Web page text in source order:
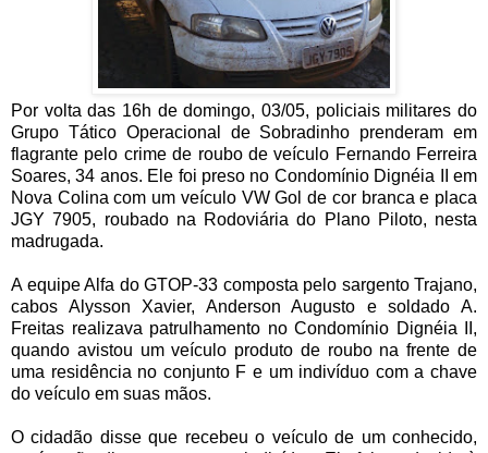
Por volta das 16h de domingo, 03/05, policiais militares do
Grupo Tático Operacional de Sobradinho prenderam em
flagrante pelo crime de roubo de veículo Fernando Ferreira
Soares, 34 anos. Ele foi preso no Condomínio Dignéia II em
Nova Colina com um veículo VW Gol de cor branca e placa
JGY 7905, roubado na Rodoviária do Plano Piloto, nesta
madrugada.
A equipe Alfa do GTOP-33 composta pelo sargento Trajano,
cabos Alysson Xavier, Anderson Augusto e soldado A.
Freitas realizava patrulhamento no Condomínio Dignéia II,
quando avistou um veículo produto de roubo na frente de
uma residência no conjunto F e um indivíduo com a chave
do veículo em suas mãos.
O cidadão disse que recebeu o veículo de um conhecido,